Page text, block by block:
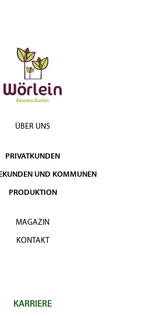
ÜBER UNS
PRIVATKUNDEN
UND KOMMUNEN
PRODUKTION
MAGAZIN
KONTAKT
KARRIERE